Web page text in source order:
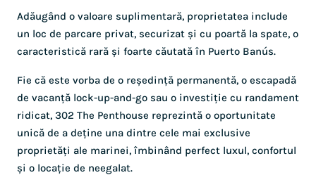
Adăugând o valoare suplimentară, proprietatea include
un loc de parcare privat, securizat și cu poartă la spate, o
caracteristică rară și foarte căutată în Puerto Banús.
Fie că este vorba de o reședință permanentă, o escapadă
de vacanță lock-up-and-go sau o investiție cu randament
ridicat, 302 The Penthouse reprezintă o oportunitate
unică de a deține una dintre cele mai exclusive
proprietăți ale marinei, îmbinând perfect luxul, confortul
și o locație de neegalat.